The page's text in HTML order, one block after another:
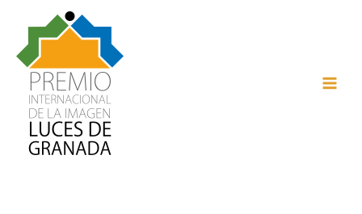
contenido